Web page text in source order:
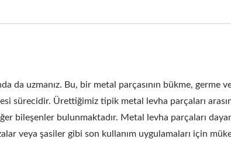
da uzmanız. Bu, bir metal parçasının bükme, germe
sürecidir. Ürettiğimiz tipik metal levha parçaları
bileşenler bulunmaktadır. Metal levha parçaları
veya şasiler gibi son kullanım uygulamaları için